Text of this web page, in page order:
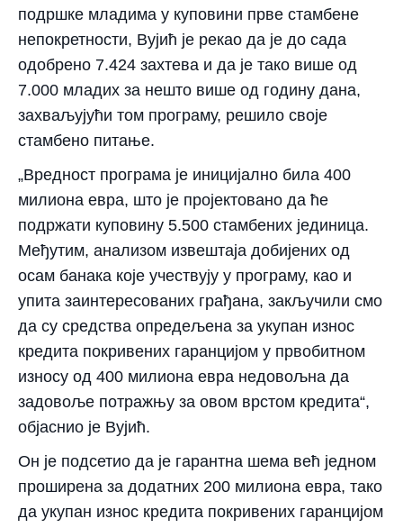
подршке младима у куповини прве стамбене
непокретности, Вујић је рекао да је до сада
одобрено 7.424 захтева и да је тако више од
7.000 младих за нешто више од годину дана,
захваљујући том програму, решило своје
стамбено питање.
„Вредност програма је иницијално била 400
милиона евра, што је пројектовано да ће
подржати куповину 5.500 стамбених јединица.
Међутим, анализом извештаја добијених од
осам банака које учествују у програму, као и
упита заинтересованих грађана, закључили смо
да су средства опредељена за укупан износ
кредита покривених гаранцијом у првобитном
износу од 400 милиона евра недовољна да
задовоље потражњу за овом врстом кредита“,
објаснио је Вујић.
Он је подсетио да је гарантна шема већ једном
проширена за додатних 200 милиона евра, тако
да укупан износ кредита покривених гаранцијом